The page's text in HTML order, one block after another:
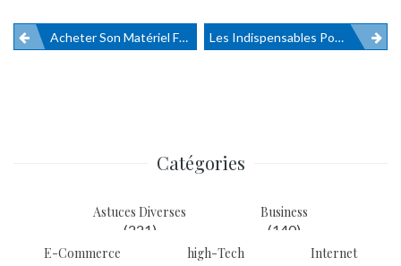
Navigation
Acheter Son Matériel Forestier D’occasion ? C’est Possible Les Indispensables Pour Construire Une E-Réputation
Catégories
Astuces Diverses
(221)
Business
(140)
E-Commerce
high-Tech
Internet